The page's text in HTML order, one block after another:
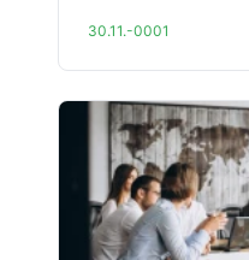
30.11.-0001